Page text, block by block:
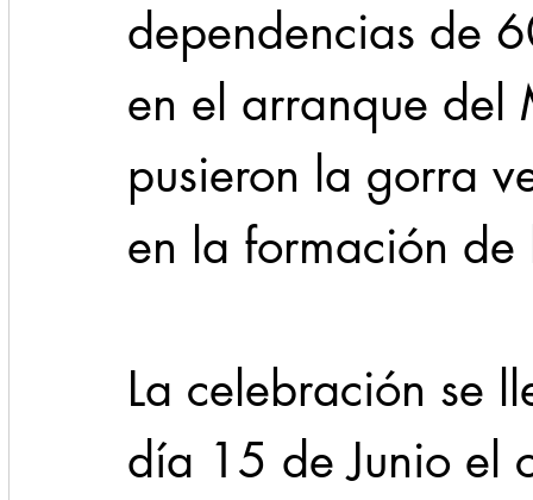
dependencias de
en el arranque
pusieron la gorra
en la formación
La celebración se
día 15 de Junio el